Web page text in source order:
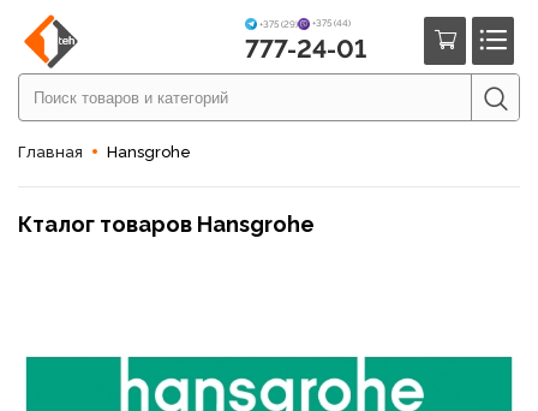
+375 (29) +375 (44)
777-24-01
Главная Hansgrohe
Кталог товаров Hansgrohe